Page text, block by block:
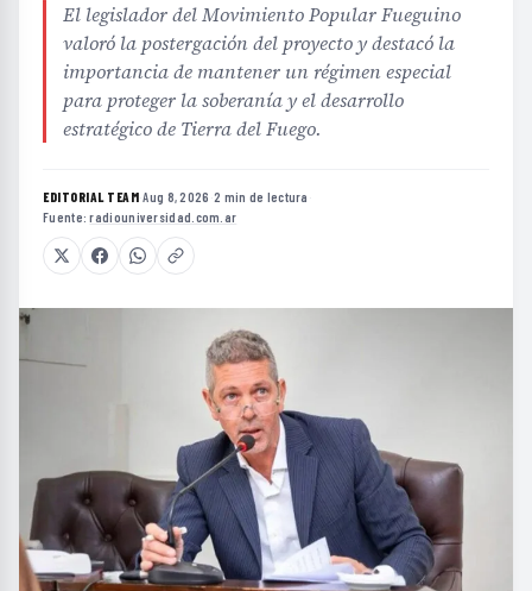
El legislador del Movimiento Popular Fueguino
valoró la postergación del proyecto y destacó la
importancia de mantener un régimen especial
para proteger la soberanía y el desarrollo
estratégico de Tierra del Fuego.
EDITORIAL TEAM·Aug 8, 2026 ·2 min de lectura ·
Fuente:radiouniversidad.com.ar